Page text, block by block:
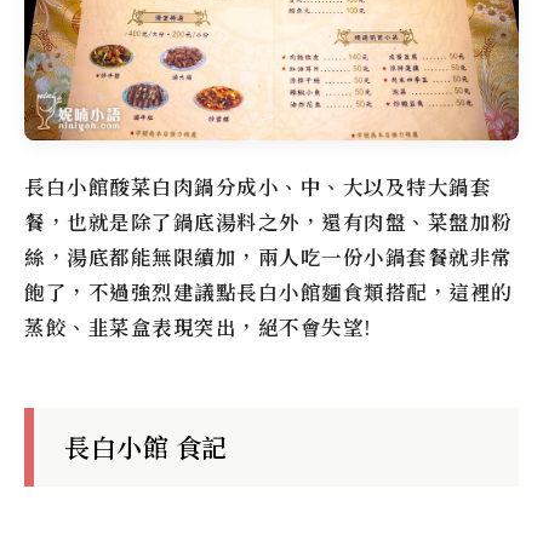
長白小館酸菜白肉鍋分成小、中、大以及特大鍋套
餐，也就是除了鍋底湯料之外，還有肉盤、菜盤加粉
絲，湯底都能無限續加，兩人吃一份小鍋套餐就非常
飽了，不過強烈建議點長白小館麵食類搭配，這裡的
蒸餃、韭菜盒表現突出，絕不會失望!
長白小館 食記